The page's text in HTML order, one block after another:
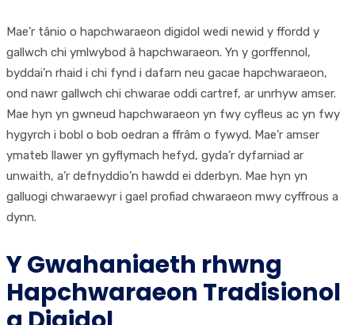
Mae’r tânio o hapchwaraeon digidol wedi newid y ffordd y
gallwch chi ymlwybod â hapchwaraeon. Yn y gorffennol,
byddai’n rhaid i chi fynd i dafarn neu gacae hapchwaraeon,
ond nawr gallwch chi chwarae oddi cartref, ar unrhyw amser.
Mae hyn yn gwneud hapchwaraeon yn fwy cyfleus ac yn fwy
hygyrch i bobl o bob oedran a ffrâm o fywyd. Mae’r amser
ymateb llawer yn gyflymach hefyd, gyda’r dyfarniad ar
unwaith, a’r defnyddio’n hawdd ei dderbyn. Mae hyn yn
galluogi chwaraewyr i gael profiad chwaraeon mwy cyffrous a
dynn.
Y Gwahaniaeth rhwng
Hapchwaraeon Tradisionol